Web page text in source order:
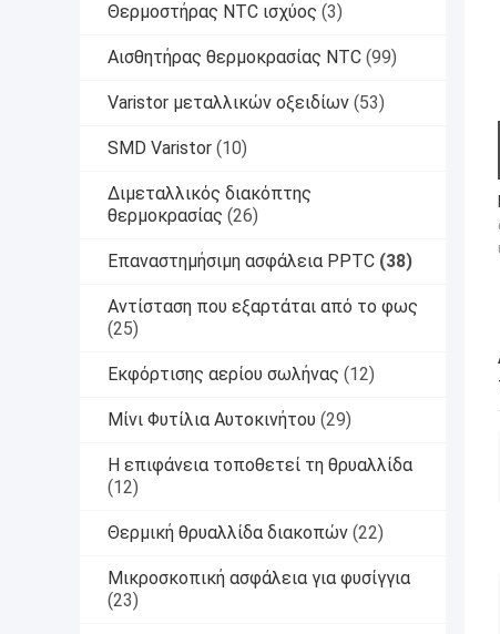
Θερμοστήρας NTC ισχύος (3)
Αισθητήρας θερμοκρασίας NTC (99)
Varistor μεταλλικών οξειδίων (53)
SMD Varistor (10)
Διμεταλλικός διακόπτης
θερμοκρασίας (26)
Επαναστημήσιμη ασφάλεια PPTC (38)
Αντίσταση που εξαρτάται από το φως
(25)
Εκφόρτισης αερίου σωλήνας (12)
Μίνι Φυτίλια Αυτοκινήτου (29)
Η επιφάνεια τοποθετεί τη θρυαλλίδα
(12)
Θερμική θρυαλλίδα διακοπών (22)
Μικροσκοπική ασφάλεια για φυσίγγια
(23)